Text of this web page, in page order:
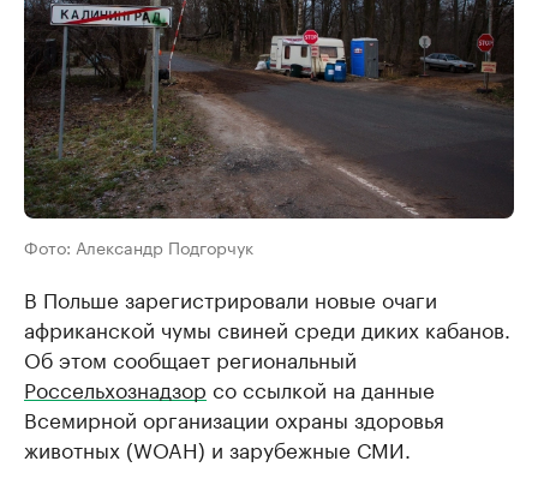
Фото: Александр Подгорчук
В Польше зарегистрировали новые очаги
африканской чумы свиней среди диких кабанов.
Об этом сообщает региональный
Россельхознадзор со ссылкой на данные
Всемирной организации охраны здоровья
животных (WOAH) и зарубежные СМИ.